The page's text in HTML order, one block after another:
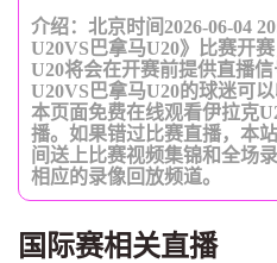
介绍：北京时间2026-06-04
U20VS巴拿马U20》比赛开
U20将会在开赛前提供直播
U20VS巴拿马U20的球迷可
本页面免费在线观看伊拉克
播。如果错过比赛直播，本
间送上比赛视频集锦和全场
相应的录像回放频道。
国际赛相关直播